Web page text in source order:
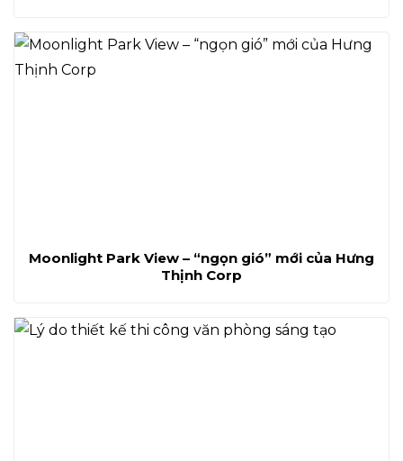
Moonlight Park View – “ngọn gió” mới của Hưng
Thịnh Corp